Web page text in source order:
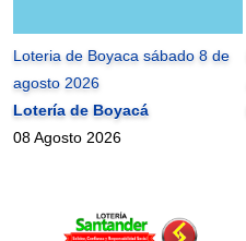
Loteria de Boyaca sábado 8 de
agosto 2026
Lotería de Boyacá
08 Agosto 2026